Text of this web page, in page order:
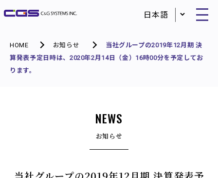
HOME お知らせ
当社グループの2019年12月期 決
算発表予定日時は、2020年2月14日（金）16時00分を予定してお
ります。
NEWS
お知らせ